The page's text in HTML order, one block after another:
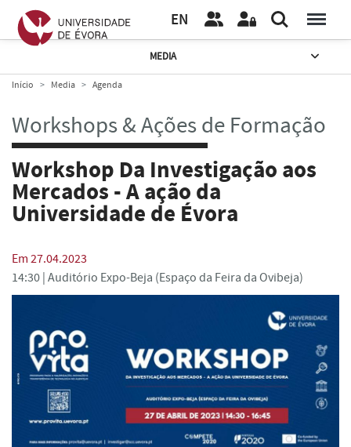
EN
MEDIA
Início Media Agenda
Workshops & Ações de Formação
Workshop Da Investigação aos
Mercados - A ação da
Universidade de Évora
Em 27.04.2023
14:30 | Auditório Expo-Beja (Espaço da Feira da Ovibeja)